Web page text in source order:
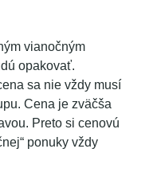
vianočným
opakovať.
sa nie vždy musí
Cena je zväčša
Preto si cenovú
ponuky vždy